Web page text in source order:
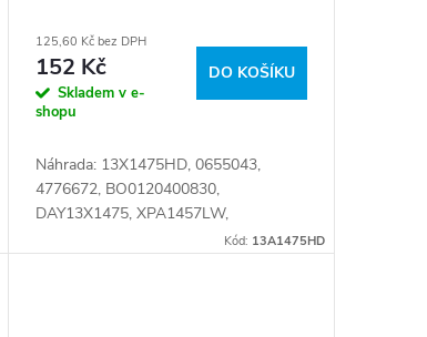
125,60 Kč bez DPH
152 Kč
Skladem v e-
shopu
DO KOŠÍKU
Náhrada: 13X1475HD, 0655043,
4776672, BO0120400830,
DAY13X1475, XPA1457LW,
13A1475HD Číslo karty: 024999
Kód: 13A1475HD